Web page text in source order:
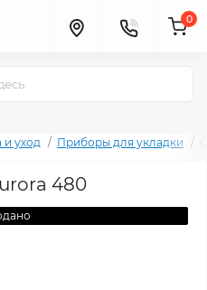
0
и уход Приборы для укладки
480